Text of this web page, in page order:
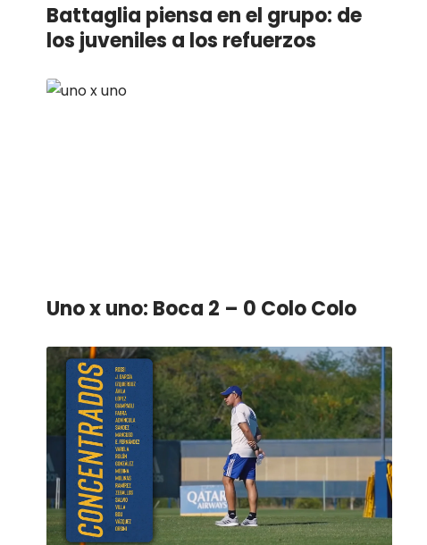
Battaglia piensa en el grupo: de
los juveniles a los refuerzos
Uno x uno: Boca 2 – 0 Colo Colo